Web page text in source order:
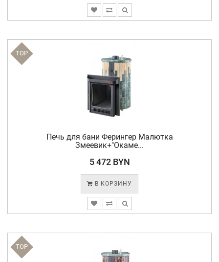
TOP
Печь для бани Ферингер Малютка
Змеевик+"Окаме...
5 472 BYN
В КОРЗИНУ
TOP